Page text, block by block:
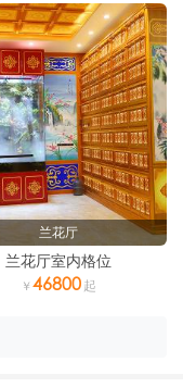
兰花厅
兰花厅室内格位
46800